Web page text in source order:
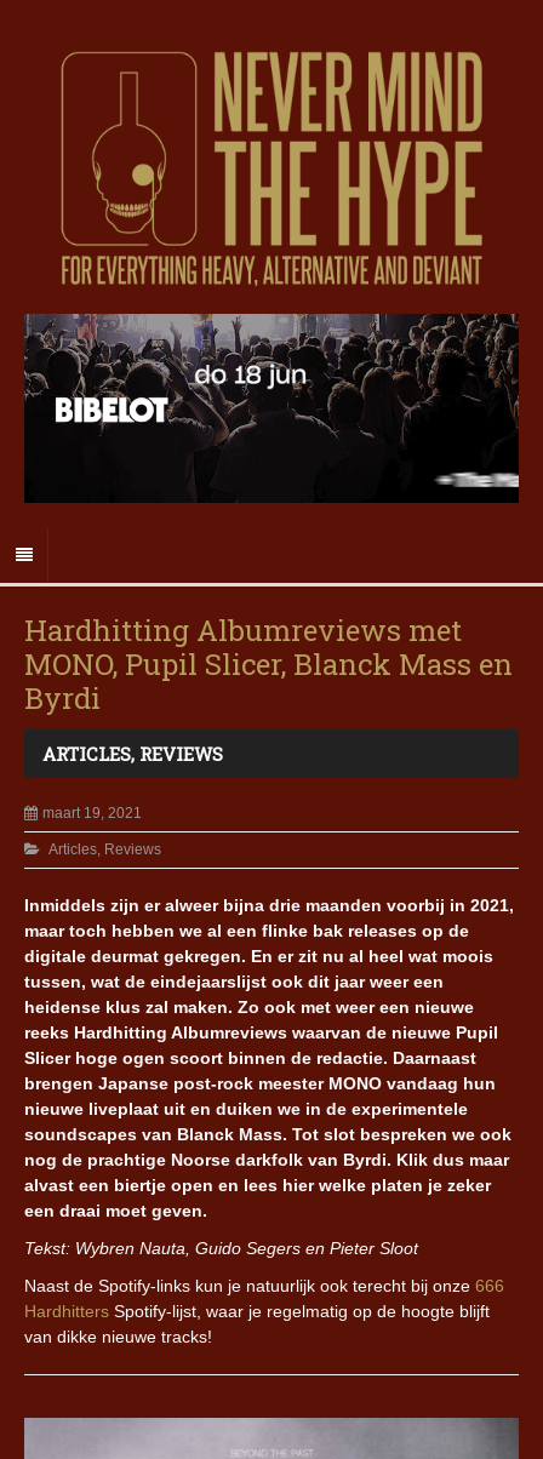
Hardhitting Albumreviews met
MONO, Pupil Slicer, Blanck Mass en
Byrdi
ARTICLES, REVIEWS
maart 19, 2021
Articles, Reviews
Inmiddels zijn er alweer bijna drie maanden voorbij in 2021,
maar toch hebben we al een flinke bak releases op de
digitale deurmat gekregen. En er zit nu al heel wat moois
tussen, wat de eindejaarslijst ook dit jaar weer een
heidense klus zal maken. Zo ook met weer een nieuwe
reeks Hardhitting Albumreviews waarvan de nieuwe Pupil
Slicer hoge ogen scoort binnen de redactie. Daarnaast
brengen Japanse post-rock meester MONO vandaag hun
nieuwe liveplaat uit en duiken we in de experimentele
soundscapes van Blanck Mass. Tot slot bespreken we ook
nog de prachtige Noorse darkfolk van Byrdi. Klik dus maar
alvast een biertje open en lees hier welke platen je zeker
een draai moet geven.
Tekst: Wybren Nauta, Guido Segers en Pieter Sloot
Naast de Spotify-links kun je natuurlijk ook terecht bij onze 666
Hardhitters Spotify-lijst, waar je regelmatig op de hoogte blijft
van dikke nieuwe tracks!